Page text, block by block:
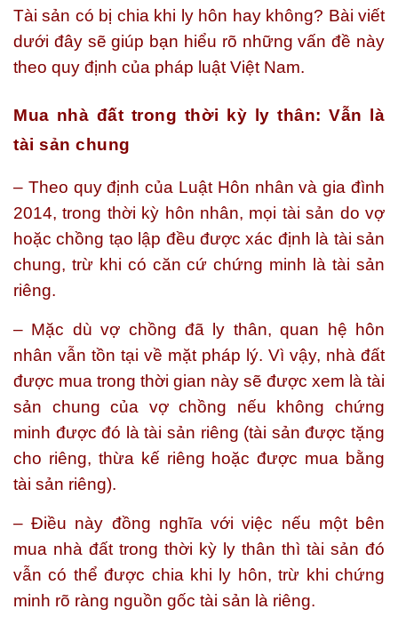
Tài sản có bị chia khi ly hôn hay không? Bài viết
dưới đây sẽ giúp bạn hiểu rõ những vấn đề này
theo quy định của pháp luật Việt Nam.
Mua nhà đất trong thời kỳ ly thân: Vẫn là
tài sản chung
– Theo quy định của Luật Hôn nhân và gia đình
2014, trong thời kỳ hôn nhân, mọi tài sản do vợ
hoặc chồng tạo lập đều được xác định là tài sản
chung, trừ khi có căn cứ chứng minh là tài sản
riêng.
– Mặc dù vợ chồng đã ly thân, quan hệ hôn
nhân vẫn tồn tại về mặt pháp lý. Vì vậy, nhà đất
được mua trong thời gian này sẽ được xem là tài
sản chung của vợ chồng nếu không chứng
minh được đó là tài sản riêng (tài sản được tặng
cho riêng, thừa kế riêng hoặc được mua bằng
tài sản riêng).
– Điều này đồng nghĩa với việc nếu một bên
mua nhà đất trong thời kỳ ly thân thì tài sản đó
vẫn có thể được chia khi ly hôn, trừ khi chứng
minh rõ ràng nguồn gốc tài sản là riêng.